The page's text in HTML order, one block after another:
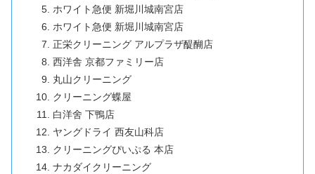
ホワイト急便 新堀川城南宮店
ホワイト急便 新堀川城南宮店
正栄クリーニング アルプラザ醍醐店
西洋舎 京都ファミリー店
丸山クリーニング
クリーニング蝶屋
白洋舍 下鴨店
ヤングドライ 西友山科店
クリーニングぴいぷる 本店
ナカダイクリーニング